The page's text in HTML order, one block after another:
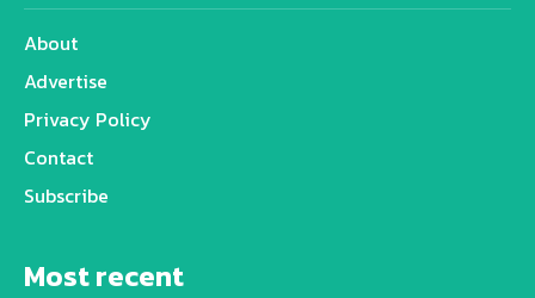
About
Advertise
Privacy Policy
Contact
Subscribe
Most recent